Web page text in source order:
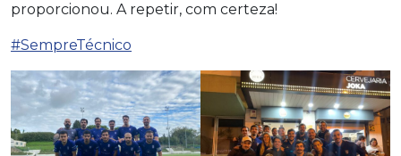
proporcionou. A repetir, com certeza!
#SempreTécnico